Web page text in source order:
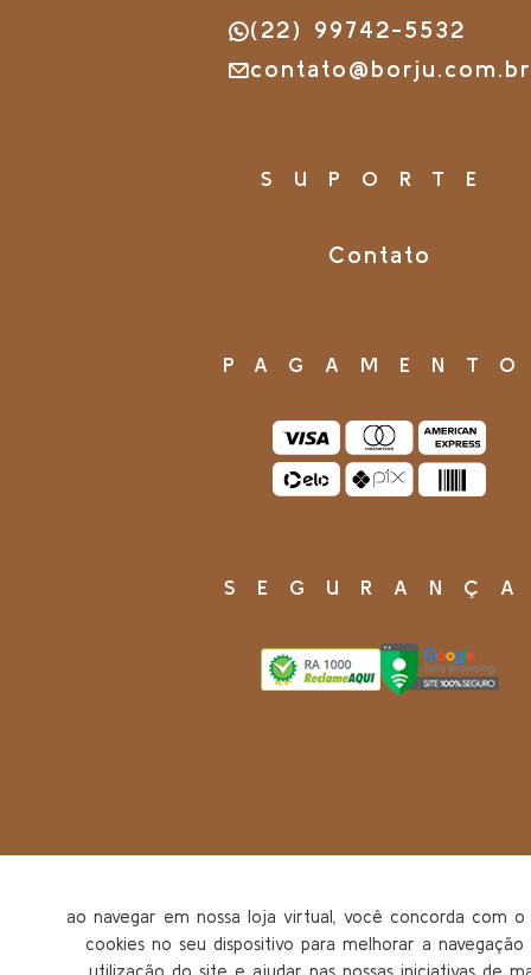
(22) 99742-5532
contato@borju.com.br
SUPORTE
Contato
ao navegar em nossa loja virtual, você concorda com
cookies no seu dispositivo para melhorar a
utilização do site e ajudar nas nossas iniciativas de